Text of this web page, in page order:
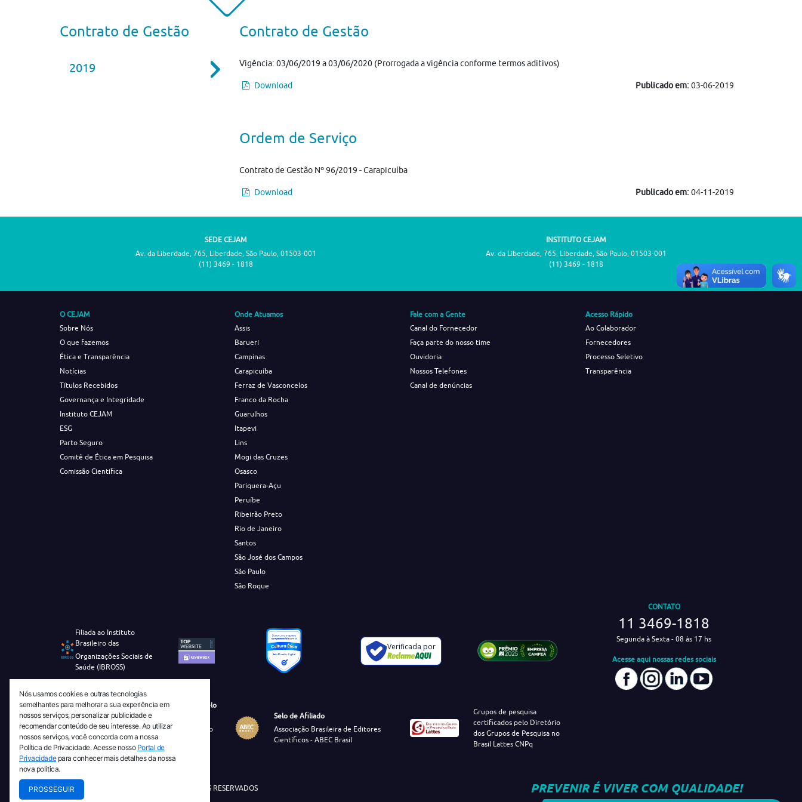
Contrato de Gestão
2019
Contrato de Gestão
Vigência: 03/06/2019 a 03/06/2020 (Prorrogada a vigência conforme termos aditivos)
Download Publicado em:03-06-2019
Ordem de Serviço
Contrato de Gestão Nº 96/2019 - Carapicuíba
Download Publicado em:04-11-2019
SEDE CEJAM
Av. da Liberdade, 765, Liberdade, São Paulo, 01503-001
(11) 3469 - 1818
INSTITUTO CEJAM
Av. da Liberdade, 765, Liberdade, São Paulo, 01503-001
(11) 3469 - 1818
O CEJAM
Sobre Nós
O que fazemos
Ética e Transparência
Notícias
Títulos Recebidos
Governança e Integridade
Instituto CEJAM
ESG
Parto Seguro
Comitê de Ética em Pesquisa
Comissão Científica
Onde Atuamos
Assis
Barueri
Campinas
Carapicuíba
Ferraz de Vasconcelos
Franco da Rocha
Guarulhos
Itapevi
Lins
Mogi das Cruzes
Osasco
Pariquera-Açu
Peruíbe
Ribeirão Preto
Rio de Janeiro
Santos
São José dos Campos
São Paulo
São Roque
Fale com a Gente
Canal do Fornecedor
Faça parte do nosso time
Ouvidoria
Nossos Telefones
Canal de denúncias
Acesso Rápido
Ao Colaborador
Fornecedores
Processo Seletivo
Transparência
Filiada ao Instituto
Brasileiro das
Organizações Sociais de
Saúde (IBROSS)
Verificada por
CONTATO
11 3469-1818
Segunda à Sexta - 08 às 17 hs
Acesse aqui nossas redes sociais
Revista Tecnico-Cientifica CEJAM Selo
Diamante de Ciência Aberta
Diretório Migulim Instituto Brasileiro
de Informação em Ciência e
Tecnologia - IBICT
Selo de Afiliado
Associação Brasileira de Editores
Científicos - ABEC Brasil
Grupos de pesquisa
certificados pelo Diretório
dos Grupos de Pesquisa no
Brasil Lattes CNPq
© 2026 TODOS OS DIREITOS RESERVADOS PREVENIR É VIVER COM QUALIDADE!
Nós usamos cookies e outras tecnologias
semelhantes para melhorar a sua experiência em
nossos serviços, personalizar publicidade e
recomendar conteúdo de seu interesse. Ao utilizar
nossos serviços, você concorda com a nossa
Política de Privacidade. Acesse nosso Portal de
Privacidadepara conhecer mais detalhes da nossa
nova política.
PROSSEGUIR